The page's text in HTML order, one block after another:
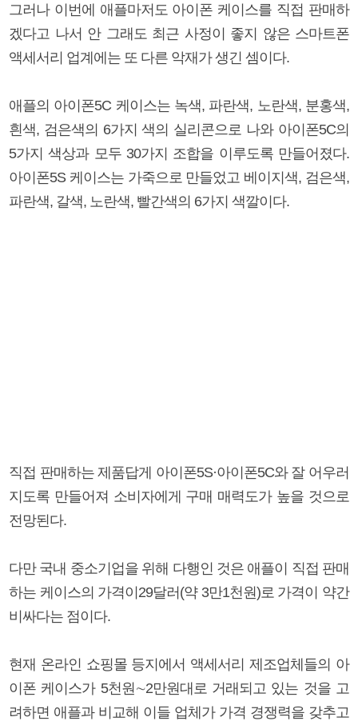
그러나 이번에 애플마저도 아이폰 케이스를 직접 판매하
겠다고 나서 안 그래도 최근 사정이 좋지 않은 스마트폰
액세서리 업계에는 또 다른 악재가 생긴 셈이다.
애플의 아이폰5C 케이스는 녹색, 파란색, 노란색, 분홍색,
흰색, 검은색의 6가지 색의 실리콘으로 나와 아이폰5C의
5가지 색상과 모두 30가지 조합을 이루도록 만들어졌다.
아이폰5S 케이스는 가죽으로 만들었고 베이지색, 검은색,
파란색, 갈색, 노란색, 빨간색의 6가지 색깔이다.
직접 판매하는 제품답게 아이폰5S·아이폰5C와 잘 어우러
지도록 만들어져 소비자에게 구매 매력도가 높을 것으로
전망된다.
다만 국내 중소기업을 위해 다행인 것은 애플이 직접 판매
하는 케이스의 가격이29달러(약 3만1천원)로 가격이 약간
비싸다는 점이다.
현재 온라인 쇼핑몰 등지에서 액세서리 제조업체들의 아
이폰 케이스가 5천원∼2만원대로 거래되고 있는 것을 고
려하면 애플과 비교해 이들 업체가 가격 경쟁력을 갖추고